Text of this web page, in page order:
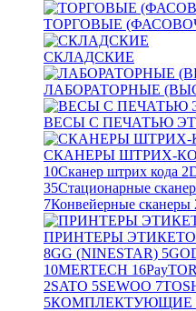
ТОРГОВЫЕ
СКЛАДСКИЕ
ЛАБОРАТОРНЫЕ
ВЕСЫ С ПЕЧАТЬЮ
СКАНЕРЫ ШТРИХ-
10Сканер штрих кода
35Стационарные
7Конвейерные сканеры
ПРИНТЕРЫ
8GG (NINESTAR) 5
10MERTECH 16PayTOR
2SATO 5SEWOO 7
5КОМПЛЕКТУЮЩИЕ